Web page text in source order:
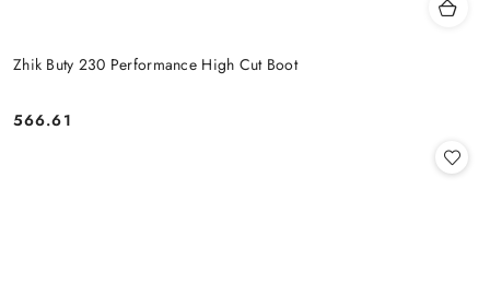
Zhik Buty 230 Performance High Cut Boot
Cena:
566.61